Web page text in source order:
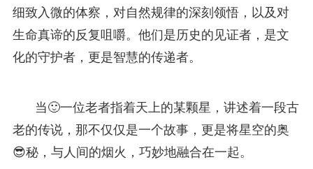
细致入微的体察，对自然规律的深刻领悟，以及对
生命真谛的反复咀嚼。他们是历史的见证者，是文
化的守护者，更是智慧的传递者。
当🙂一位老者指着天上的某颗星，讲述着一段古
老的传说，那不仅仅是一个故事，更是将星空的奥
😎秘，与人间的烟火，巧妙地融合在一起。